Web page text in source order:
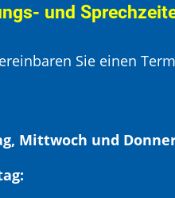
und
Sie einen
Mittwoch und